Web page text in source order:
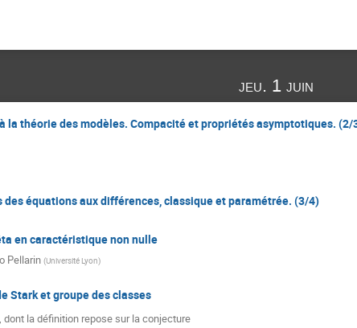
jeu. 1 juin
la théorie des modèles. Compacité et propriétés asymptotiques. (2/
des équations aux différences, classique et paramétrée. (3/4)
en caractéristique non nulle
Pellarin (Université Lyon)
Stark et groupe des classes
dont la définition repose sur la conjecture